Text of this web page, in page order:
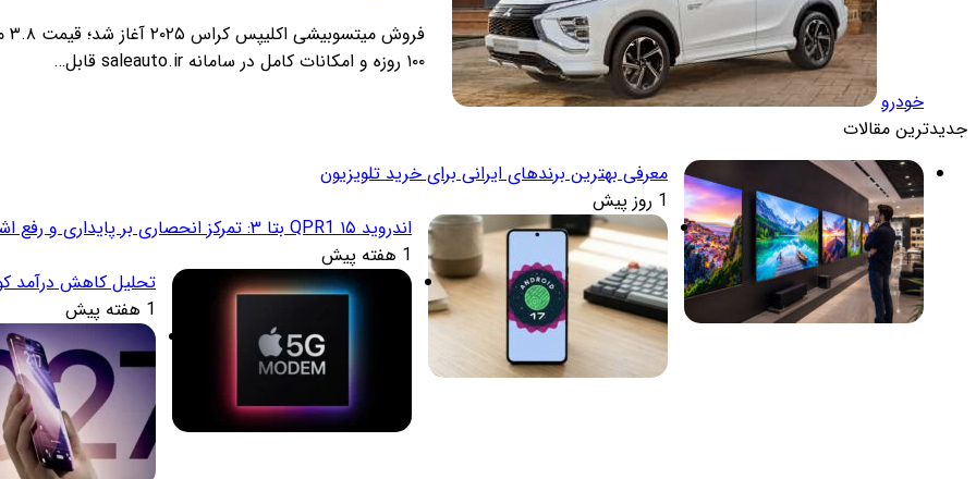
خودرو
۱۰۰ روزه و امکانات کامل در سامانه saleauto.ir قابل…
جدیدترین مقالات
معرفی بهترین برندهای ایرانی برای خرید تلویزیون
1 روز پیش
اندروید ۱۵ QPR1 بتا ۳: تمرکز انحصاری بر پایداری و رفع اشکالات
1 هفته پیش
تحلیل کاهش درآمد
1 هفته پیش